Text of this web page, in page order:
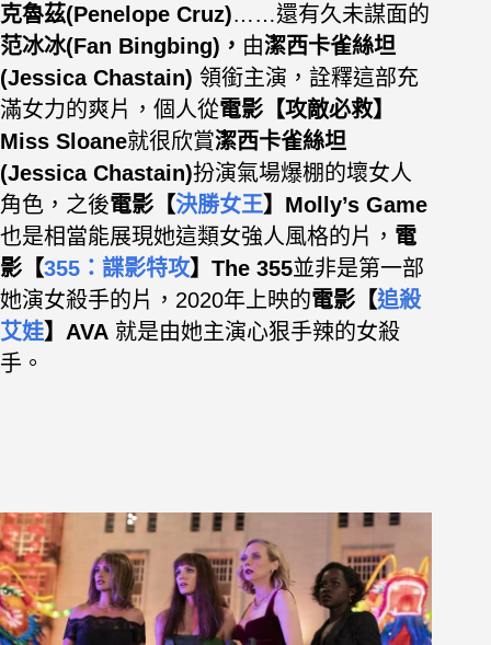
克魯茲(Penelope Cruz)……還有久未謀面的
范冰冰(Fan Bingbing)， 由潔西卡雀絲坦
(Jessica Chastain) 領銜主演，詮釋這部充
滿女力的爽片，個人從電影【攻敵必救】
Miss Sloane就很欣賞潔西卡雀絲坦
(Jessica Chastain)扮演氣場爆棚的壞女人
角色，之後電影【決勝女王】Molly’s Game
也是相當能展現她這類女強人風格的片， 電
影【355：諜影特攻】The 355並非是第一部
她演女殺手的片，2020年上映的電影【追殺
艾娃】 AVA 就是由她主演心狠手辣的女殺
手。